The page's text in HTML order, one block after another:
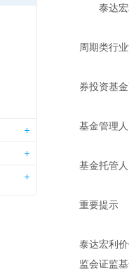
泰达
周期类行
券投资基
基金管理
基金托管
重要提示
泰达宏利
监会证监